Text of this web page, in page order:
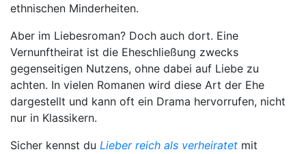
ethnischen Minderheiten.
Aber im Liebesroman? Doch auch dort. Eine
Vernunftheirat ist die Eheschließung zwecks
gegenseitigen Nutzens, ohne dabei auf Liebe zu
achten. In vielen Romanen wird diese Art der Ehe
dargestellt und kann oft ein Drama hervorrufen, nicht
nur in Klassikern.
Sicher kennst du Lieber reich als verheiratet mit